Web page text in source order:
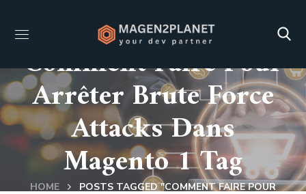
Comment Faire Pour
Arrêter Brute Force
Attacks Dans
Magento 1 Tag
HOME
POSTS TAGGED "COMMENT FAIRE POUR